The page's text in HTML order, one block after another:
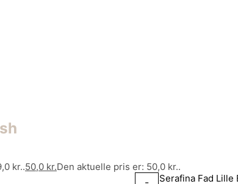
kr..50,0 kr.Den aktuelle pris er: 50,0 kr..
Serafina Fad Lille